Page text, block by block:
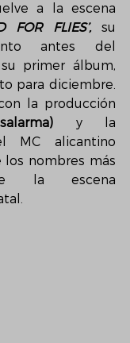
a la escena
FOR FLIES’, su
antes del
para diciembre.
la producción
y la
los nombres más
la escena